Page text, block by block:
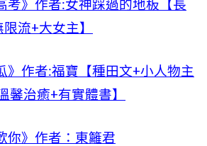
考》作者:女神踩過的地板【長
流+大女主】
》作者:福寶【種田文+小人物主
馨治癒+有實體書】
你》作者：東籬君